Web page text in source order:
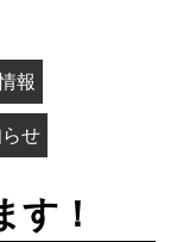
報
せ
す！